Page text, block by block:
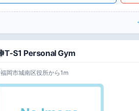
T-S1 Personal Gym
福岡市城南区役所から1m